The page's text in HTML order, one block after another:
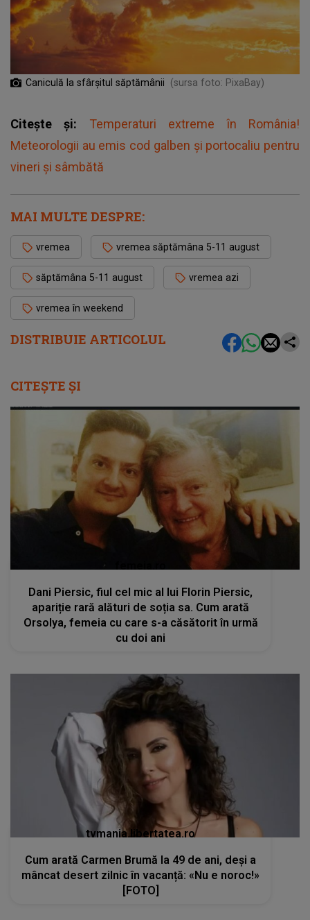
DISTRIBUIE ARTICOLUL
Caniculă la sfârșitul săptămânii (sursa foto: PixaBay)
Citește și: Temperaturi extreme în România!
Meteorologii au emis cod galben și portocaliu pentru
vineri și sâmbătă
MAI MULTE DESPRE:
vremea vremea săptămâna 5-11 august
săptămâna 5-11 august vremea azi
vremea în weekend
CITEȘTE ȘI
Dani Piersic, fiul cel mic al lui Florin Piersic,
apariție rară alături de soția sa. Cum arată
Orsolya, femeia cu care s-a căsătorit în urmă
cu doi ani
tvmania.libertatea.ro
Cum arată Carmen Brumă la 49 de ani, deși a
mâncat desert zilnic în vacanță: «Nu e noroc!»
[FOTO]